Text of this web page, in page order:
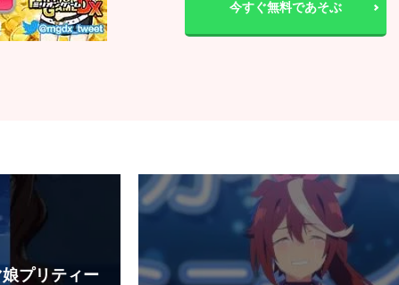
今すぐ無料であそぶ
プリティー